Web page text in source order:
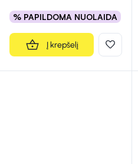
% PAPILDOMA NUOLAIDA
Į krepšelį